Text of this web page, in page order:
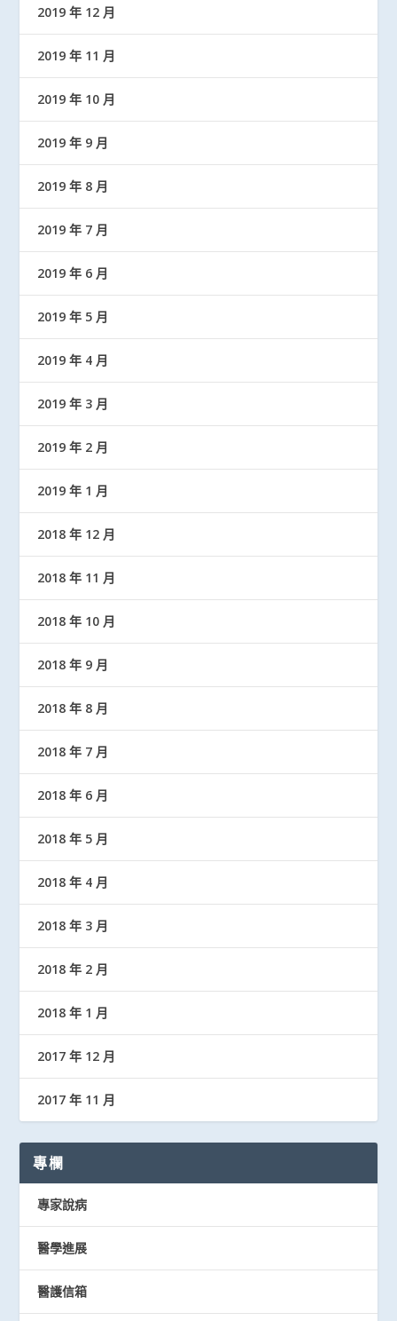
2019 年 12 月
2019 年 11 月
2019 年 10 月
2019 年 9 月
2019 年 8 月
2019 年 7 月
2019 年 6 月
2019 年 5 月
2019 年 4 月
2019 年 3 月
2019 年 2 月
2019 年 1 月
2018 年 12 月
2018 年 11 月
2018 年 10 月
2018 年 9 月
2018 年 8 月
2018 年 7 月
2018 年 6 月
2018 年 5 月
2018 年 4 月
2018 年 3 月
2018 年 2 月
2018 年 1 月
2017 年 12 月
2017 年 11 月
專欄
專家說病
醫學進展
醫護信箱